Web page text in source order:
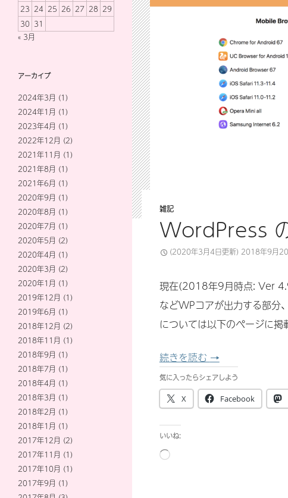
雑記
WordPress
(2020年3月4日更新) 2018年9月
現在(2018年9月時点: Ver
などWPコアが出力する部分、
については以下のページに掲
続きを読む WordPress の推
→
気に入ったらシェアしよう
X Facebook
いいね:
読
23 24 25 26 27 28 29
30 31
« 3月
アーカイブ
2024年3月 (1)
2024年1月 (1)
2023年4月 (1)
2022年12月 (2)
2021年11月 (1)
2021年8月 (1)
2021年6月 (1)
2020年9月 (1)
2020年8月 (1)
2020年7月 (1)
2020年5月 (2)
2020年4月 (1)
2020年3月 (2)
2020年1月 (1)
2019年12月 (1)
2019年6月 (1)
2018年12月 (2)
2018年11月 (1)
2018年9月 (1)
2018年7月 (1)
2018年4月 (1)
2018年3月 (1)
2018年2月 (1)
2018年1月 (1)
2017年12月 (2)
2017年11月 (1)
2017年10月 (1)
2017年9月 (1)